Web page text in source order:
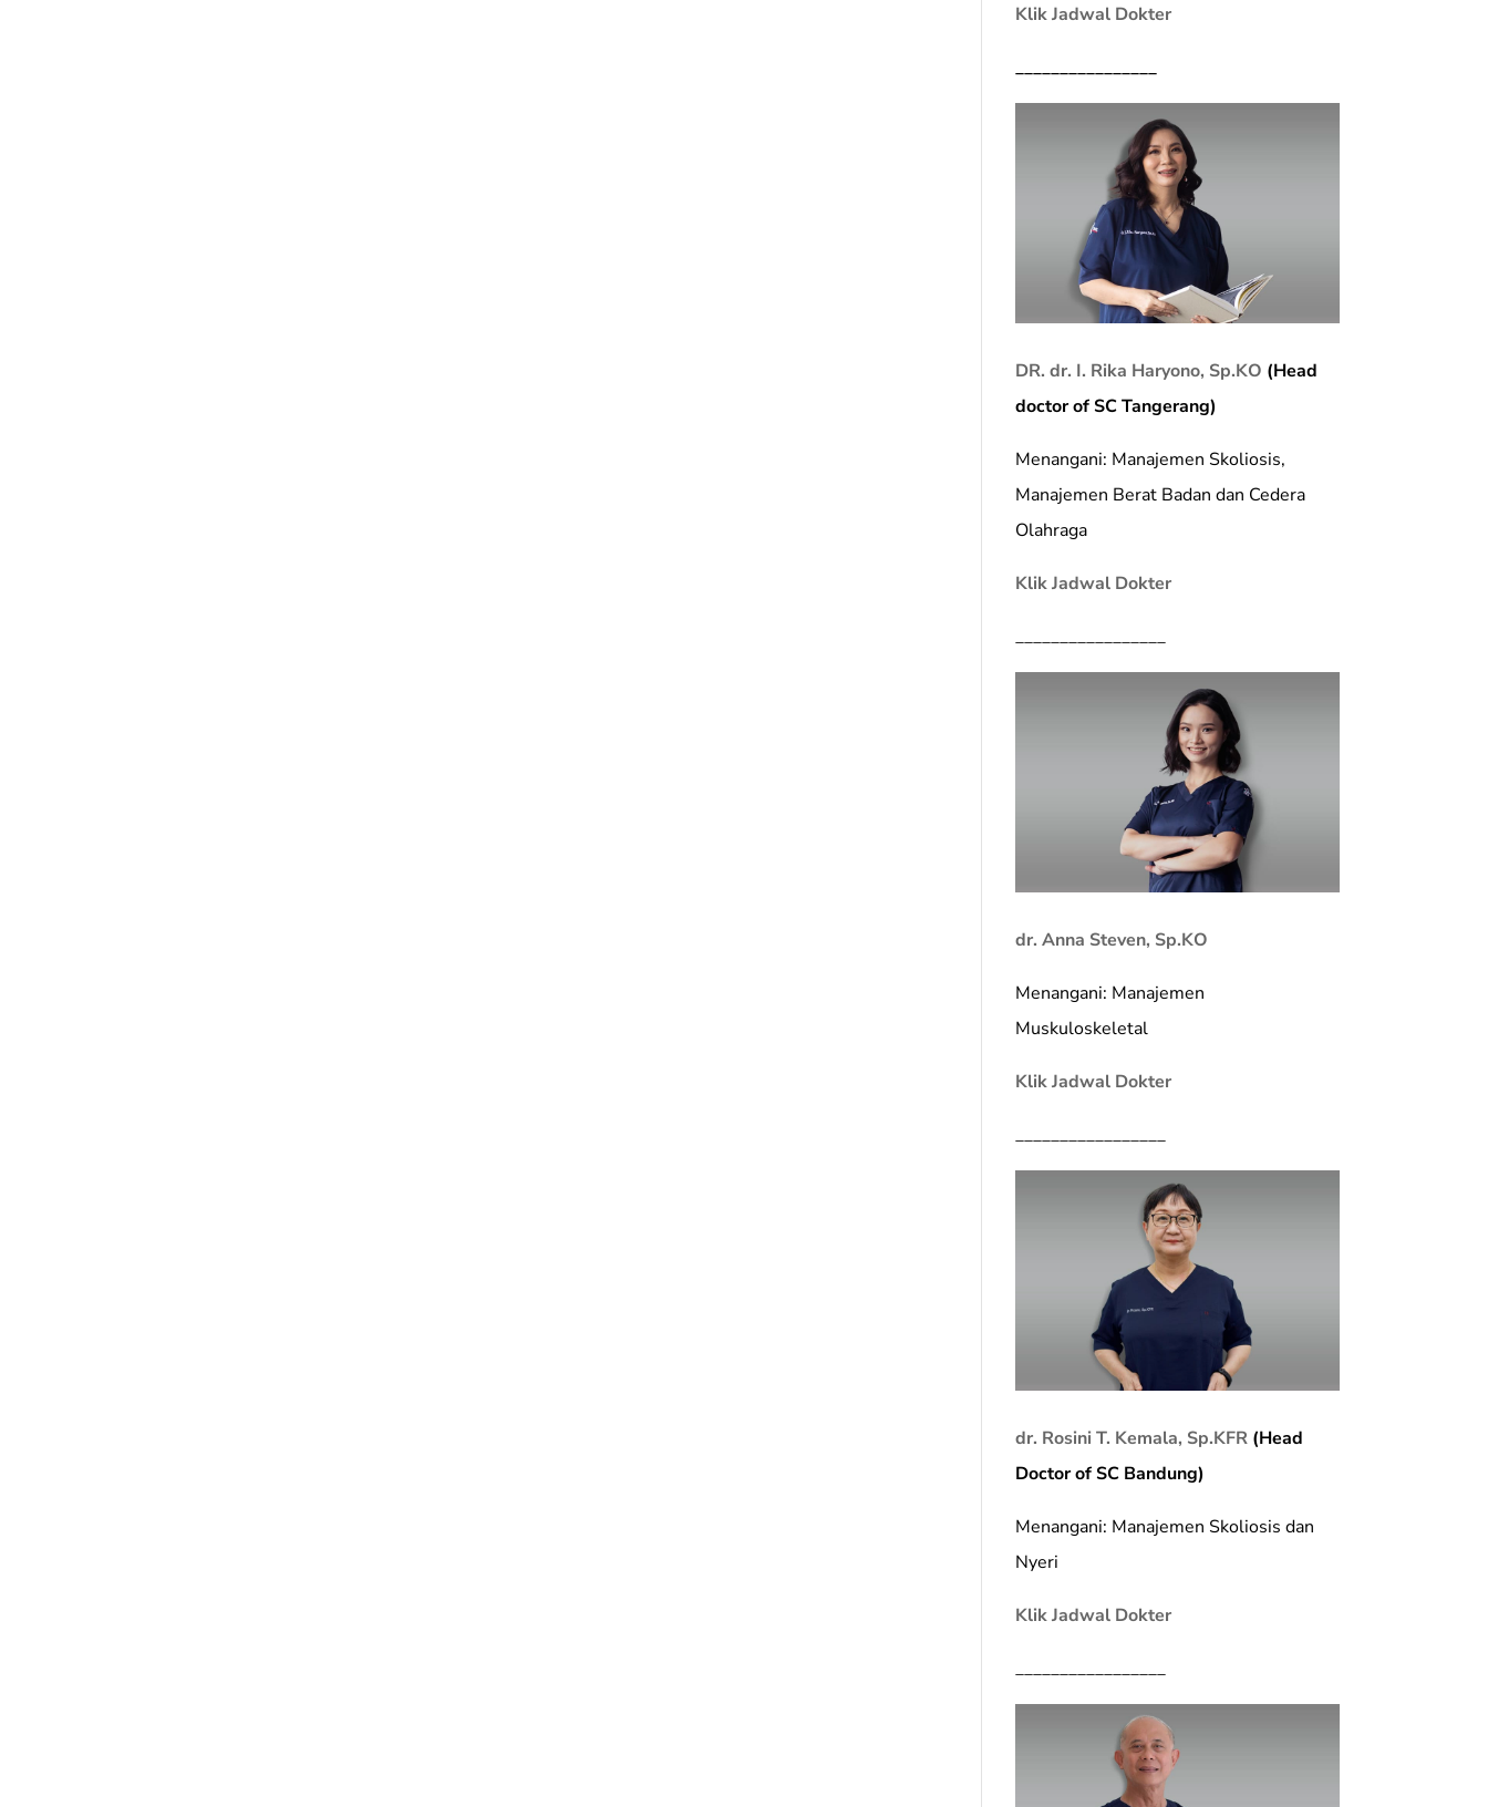
Klik Jadwal Dokter
________________
DR. dr. I. Rika Haryono, Sp.KO (Head
doctor of SC Tangerang)
Menangani: Manajemen Skoliosis,
Manajemen Berat Badan dan Cedera
Olahraga
Klik Jadwal Dokter
_________________
dr. Anna Steven, Sp.KO
Menangani: Manajemen
Muskuloskeletal
Klik Jadwal Dokter
_________________
dr. Rosini T. Kemala, Sp.KFR (Head
Doctor of SC Bandung)
Menangani: Manajemen Skoliosis dan
Nyeri
Klik Jadwal Dokter
_________________